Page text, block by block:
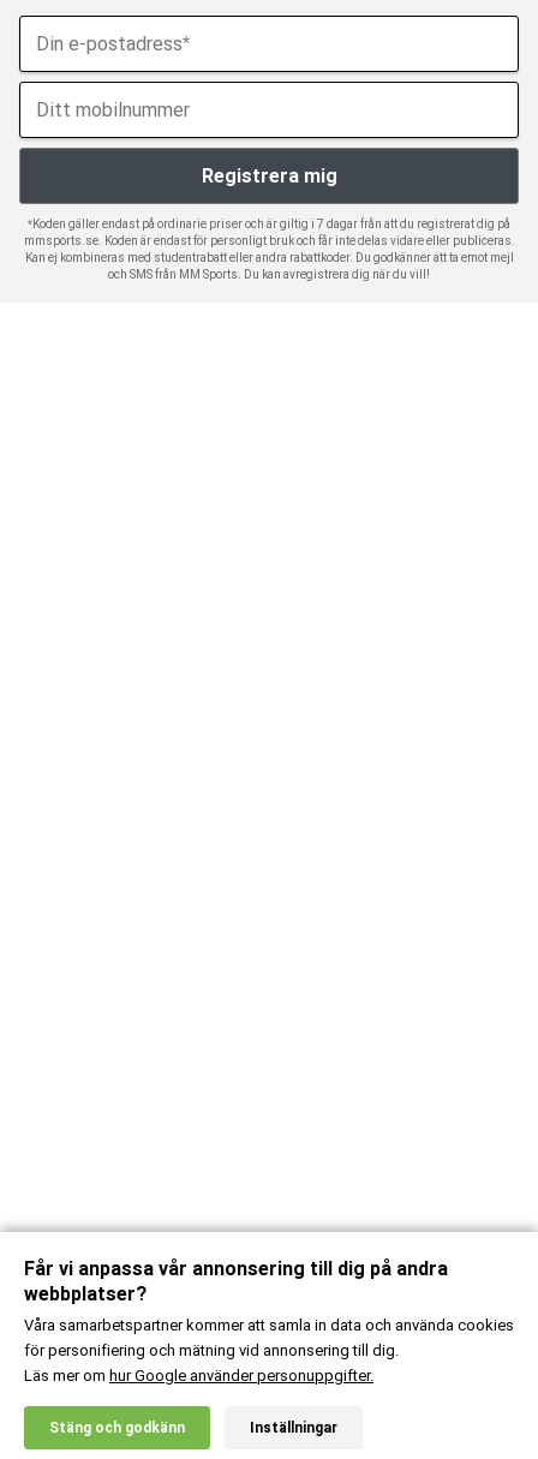
20% RABATT!
X
*Koden gäller endast på ordinarie priser och är giltig i 7 dagar från att du registrerat dig på
mmsports.se. Koden är endast för personligt bruk och får inte delas vidare eller publiceras.
Kan ej kombineras med studentrabatt eller andra rabattkoder. Du godkänner att ta emot mejl
och SMS från MM Sports. Du kan avregistrera dig när du vill!
Får vi anpassa vår annonsering till dig på andra
webbplatser?
Våra samarbetspartner kommer att samla in data och använda cookies
för personifiering och mätning vid annonsering till dig.
Läs mer om hur Google använder personuppgifter.
Stäng och godkänn Inställningar